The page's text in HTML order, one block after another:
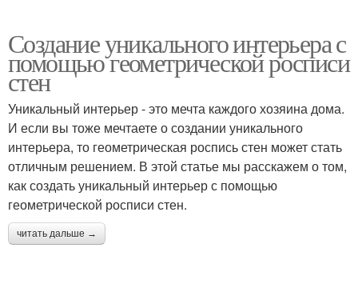
Создание уникального интерьера с
помощью геометрической росписи
стен
Уникальный интерьер - это мечта каждого хозяина дома.
И если вы тоже мечтаете о создании уникального
интерьера, то геометрическая роспись стен может стать
отличным решением. В этой статье мы расскажем о том,
как создать уникальный интерьер с помощью
геометрической росписи стен.
читать дальше →